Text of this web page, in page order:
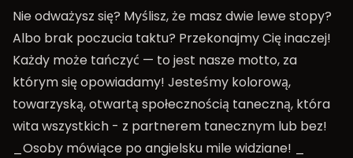
Nie odważysz się? Myślisz, że masz dwie lewe stopy?
Albo brak poczucia taktu? Przekonajmy Cię inaczej!
Każdy może tańczyć — to jest nasze motto, za
którym się opowiadamy! Jesteśmy kolorową,
towarzyską, otwartą społecznością taneczną, która
wita wszystkich - z partnerem tanecznym lub bez!
_Osoby mówiące po angielsku mile widziane! _